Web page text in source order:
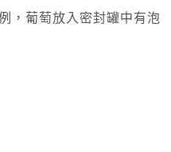
，葡萄放入密封罐中有泡